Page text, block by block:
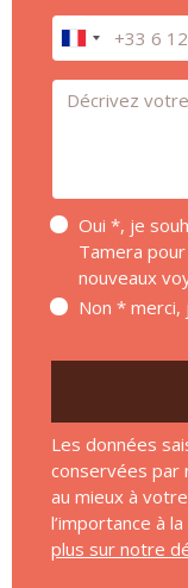
Téléphone
Message *
Oui *, je
Tamera
nouveaux
Non * merci,
Les données
conservées par
au mieux à
l’importance à
plus sur notre